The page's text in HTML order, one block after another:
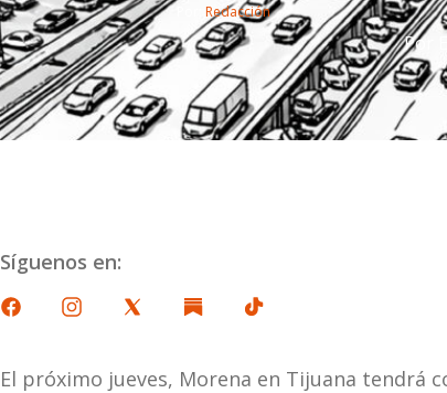
Redacción
Por
Síguenos en:
El próximo jueves, Morena en Tijuana tendrá